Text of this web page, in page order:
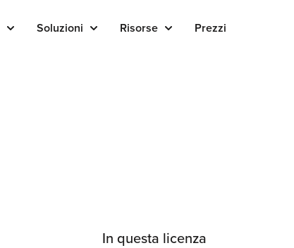
Soluzioni Risorse Prezzi
In questa licenza